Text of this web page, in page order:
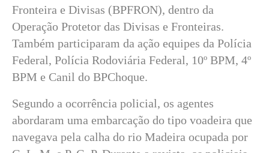
Fronteira e Divisas (BPFRON), dentro da
Operação Protetor das Divisas e Fronteiras.
Também participaram da ação equipes da Polícia
Federal, Polícia Rodoviária Federal, 10º BPM, 4º
BPM e Canil do BPChoque.
Segundo a ocorrência policial, os agentes
abordaram uma embarcação do tipo voadeira que
navegava pela calha do rio Madeira ocupada por